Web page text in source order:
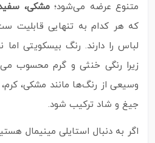
متنوع عرضه می‌شود؛مشکی،
که هر کدام به‌ تنهایی قابلیت
لباس را دارند. رنگ بیسکویتی
زیرا رنگی خنثی و گرم محسوب
وسیعی از رنگ‌ها مانند مشکی،
جیغ و شاد ترکیب شود.
اگر به دنبال استایلی مینیمال